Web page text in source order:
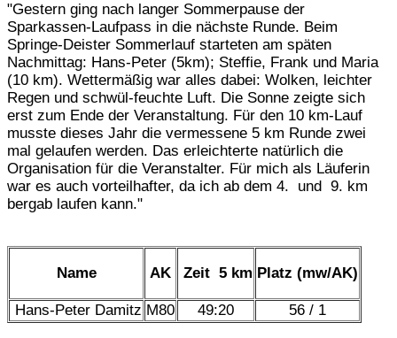
"Gestern ging nach langer Sommerpause der
Sparkassen-Laufpass in die nächste Runde. Beim
Springe-Deister Sommerlauf starteten am späten
Nachmittag: Hans-Peter (5km); Steffie, Frank und Maria
(10 km). Wettermäßig war alles dabei: Wolken, leichter
Regen und schwül-feuchte Luft. Die Sonne zeigte sich
erst zum Ende der Veranstaltung. Für den 10 km-Lauf
musste dieses Jahr die vermessene 5 km Runde zwei
mal gelaufen werden. Das erleichterte natürlich die
Organisation für die Veranstalter. Für mich als Läuferin
war es auch vorteilhafter, da ich ab dem 4. und 9. km
bergab laufen kann."
Name AK Zeit 5 km Platz (mw/AK)
Hans-Peter Damitz M80 49:20 56 / 1